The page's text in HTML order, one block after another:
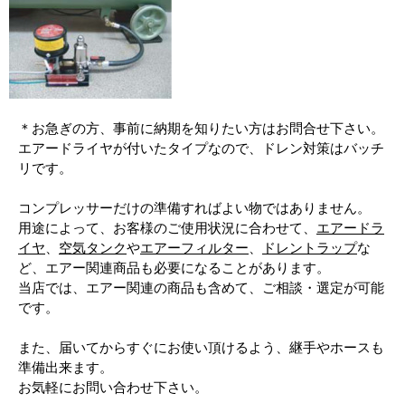
＊お急ぎの方、事前に納期を知りたい方はお問合せ下さい。
エアードライヤが付いたタイプなので、ドレン対策はバッチ
リです。
コンプレッサーだけの準備すればよい物ではありません。
用途によって、お客様のご使用状況に合わせて、 エアードラ
イヤ
空気タンクやエアーフィルター ドレントラップな
ど、エアー関連商品も必要になることがあります。
当店では、エアー関連の商品も含めて、ご相談・選定が可能
です。
また、届いてからすぐにお使い頂けるよう、継手やホースも
準備出来ます。
お気軽にお問い合わせ下さい。